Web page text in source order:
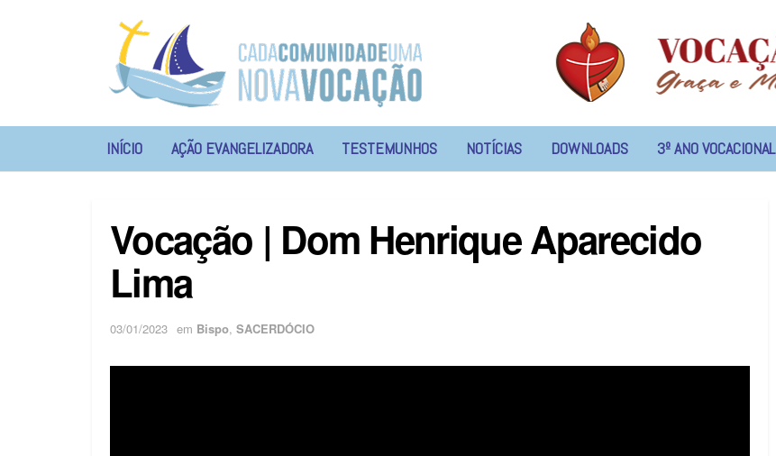
INÍCIO AÇÃO EVANGELIZADORA TESTEMUNHOS NOTÍCIAS DOWNLOADS 3º ANO VOCACIONAL
Vocação | Dom Henrique Aparecido
Lima
03/01/2023 em Bispo, SACERDÓCIO